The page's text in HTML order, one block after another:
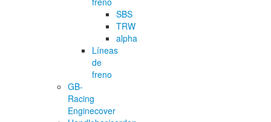
SBS
TRW
alpha
Líneas
de
freno
GB-
Racing
Enginecover